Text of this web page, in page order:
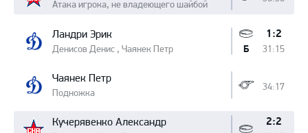
Атака игрока, не владеющего шайбой
Ландри Эрик
Денисов Денис , Чаянек Петр
1:2
31:15
Б
Чаянек Петр
Подножка
34:17
Кучерявенко Александр 2:2